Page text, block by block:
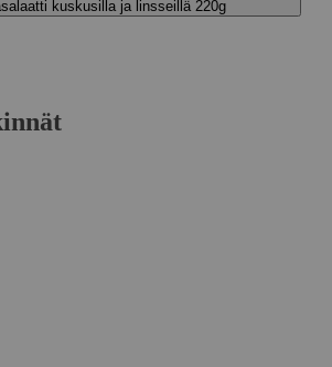
kuskusilla ja linsseillä 220g